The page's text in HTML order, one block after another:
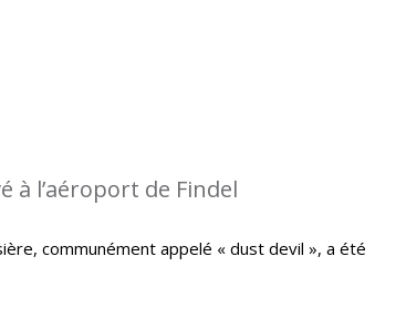
l’aéroport de Findel
communément appelé « dust devil », a été